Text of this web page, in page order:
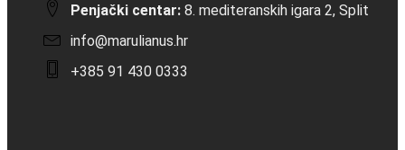
Penjački centar: 8. mediteranskih igara 2, Split
info@marulianus.hr
+385 91 430 0333